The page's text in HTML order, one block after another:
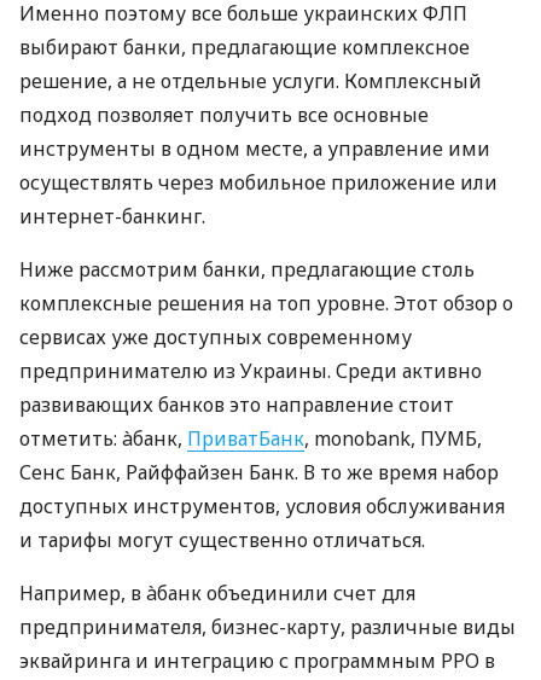
Именно поэтому все больше украинских ФЛП
выбирают банки, предлагающие комплексное
решение, а не отдельные услуги. Комплексный
подход позволяет получить все основные
инструменты в одном месте, а управление ими
осуществлять через мобильное приложение или
интернет-банкинг.
Ниже рассмотрим банки, предлагающие столь
комплексные решения на топ уровне. Этот обзор о
сервисах уже доступных современному
предпринимателю из Украины. Среди активно
развивающих банков это направление стоит
отметить: àбанк, ПриватБанк, monobank, ПУМБ,
Сенс Банк, Райффайзен Банк. В то же время набор
доступных инструментов, условия обслуживания
и тарифы могут существенно отличаться.
Например, в àбанк объединили счет для
предпринимателя, бизнес-карту, различные виды
эквайринга и интеграцию с программным РРО в